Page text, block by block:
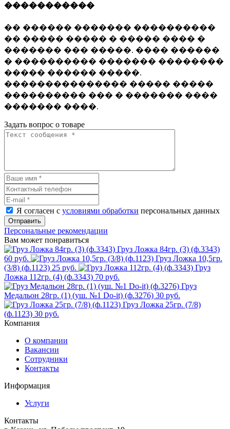
�����������
�� ������ ������� ����������
�� ����� ����� � ����� ���� �
������� ��� �����. ���� ������
� ���������� ������� ��������
����� ������ �����.
��������������� ����� �����
���������� ��� � ������� ����
������� ����.
Задать вопрос о товаре
Я согласен с условиями обработки персональных данных
Отправить
Персональные рекомендации
Вам может понравиться
Груз Ложка 84гр. (3) (ф.3343)
60 руб.
Груз Ложка 10,5гр.
(3/8) (ф.1123) 25 руб.
Груз
Ложка 112гр. (4) (ф.3343) 70 руб.
Груз
Медальон 28гр. (1) (уш. №1 Do-it) (ф.3276) 30 руб.
Груз Ложка 25гр. (7/8)
(ф.1123) 30 руб.
Компания
О компании
Вакансии
Сотрудники
Контакты
Информация
Услуги
Контакты